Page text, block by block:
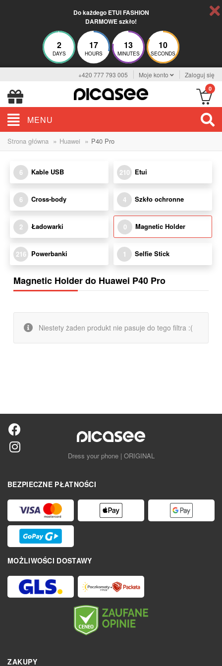
Do każdego ETUI FASHION
DARMOWE szkło!
2
DAYS
17
HOURS
13
MINUTES
10
SECONDS
+420 777 793 005 Moje konto Zaloguj się
0
MENU
Strona główna » Huawei » P40 Pro
6 Kable USB 210 Etui
6 Cross-body 4 Szkło ochronne
2 Ładowarki 0 Magnetic Holder
216 Powerbanki 1 Selfie Stick
Magnetic Holder do Huawei P40 Pro
Niestety żaden produkt nie pasuje do tego filtra :(
Dress your phone | ORIGINAL
BEZPIECZNE PŁATNOŚCI
MOŻLIWOŚCI DOSTAWY
ZAKUPY